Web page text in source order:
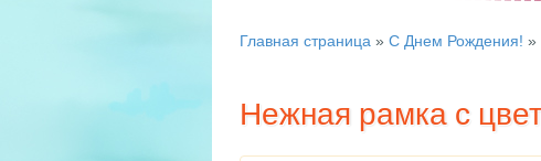
Главная страница » С Днем Рождения! »
Нежная рамка с